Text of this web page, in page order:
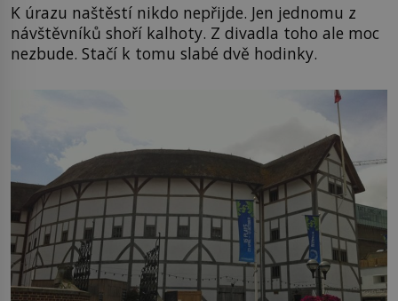
K úrazu naštěstí nikdo nepřijde. Jen jednomu z
návštěvníků shoří kalhoty. Z divadla toho ale moc
nezbude. Stačí k tomu slabé dvě hodinky.